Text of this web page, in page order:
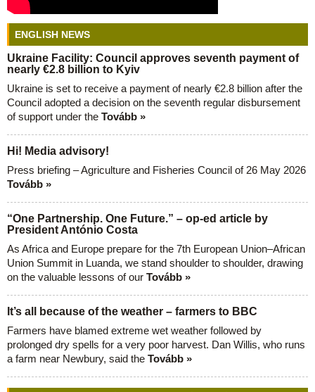
ENGLISH NEWS
Ukraine Facility: Council approves seventh payment of
nearly €2.8 billion to Kyiv
Ukraine is set to receive a payment of nearly €2.8 billion after the
Council adopted a decision on the seventh regular disbursement
of support under the Tovább »
Hi! Media advisory!
Press briefing – Agriculture and Fisheries Council of 26 May 2026
Tovább »
“One Partnership. One Future.” – op-ed article by
President António Costa
As Africa and Europe prepare for the 7th European Union–African
Union Summit in Luanda, we stand shoulder to shoulder, drawing
on the valuable lessons of our Tovább »
It’s all because of the weather – farmers to BBC
Farmers have blamed extreme wet weather followed by
prolonged dry spells for a very poor harvest. Dan Willis, who runs
a farm near Newbury, said the Tovább »